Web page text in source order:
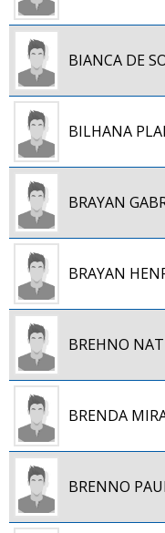
BIANCA DE
BILHANA
BRAYAN
BRAYAN
BREHNO
BRENDA
BRENNO